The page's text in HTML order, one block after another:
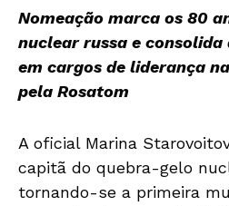
Nomeação marca os 80
nuclear russa e
em cargos de liderança
pela Rosatom
A oficial Marina
capitã do quebra-gelo
tornando-se a primeira